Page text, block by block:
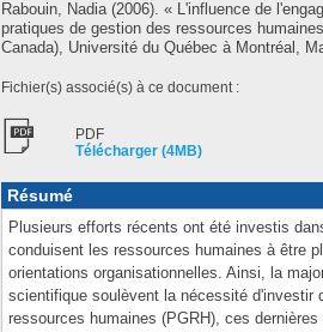
Rabouin, Nadia(2006). « L'influence de
pratiques de gestion des ressources
Canada), Université du Québec à Montréal,
Fichier(s) associé(s) à ce document :
PDF
Télécharger (4MB)
Résumé
Plusieurs efforts récents ont été investis
conduisent les ressources humaines à être
orientations organisationnelles. Ainsi, la
scientifique soulèvent la nécessité d'investir
ressources humaines (PGRH), ces